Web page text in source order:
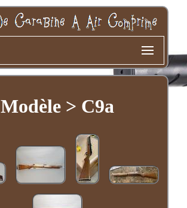
Modèle > C9a